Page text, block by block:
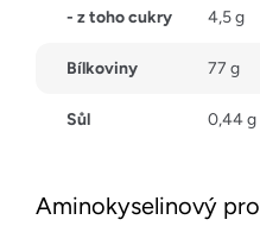
- z toho cukry 4,5 g
Bílkoviny 77 g
Sůl 0,44 g
Aminokyselinový